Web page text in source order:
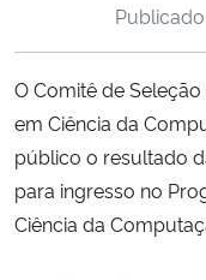
Ministério da Cidadania
Ministério de Minas e Energia
Ministério da Ciência,
O Comitê de
em Ciência da
público o resultado
para ingresso no
Ciência da